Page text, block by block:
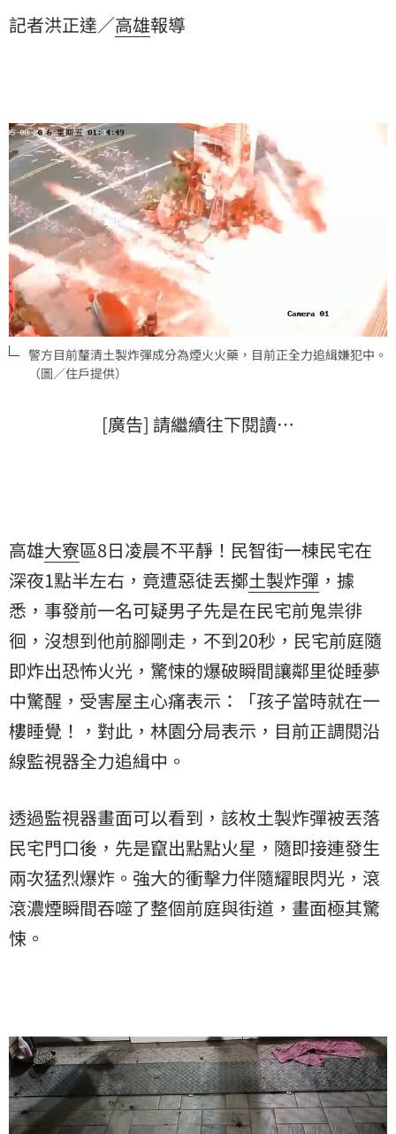
就在一樓睡覺！，對此，林園分局表示，目前正調閱沿
記者洪正達／高雄報導
警方目前釐清土製炸彈成分為煙火火藥，目前正全力追緝嫌犯中。
（圖／住戶提供）
[廣告] 請繼續往下閱讀…
高雄大寮區8日凌晨不平靜！民智街一棟民宅在
深夜1點半左右，竟遭惡徒丟擲土製炸彈 ，據
悉，事發前一名可疑男子先是在民宅前鬼祟徘
徊，沒想到他前腳剛走，不到20秒，民宅前庭隨
即炸出恐怖火光，驚悚的爆破瞬間讓鄰里從睡夢
中驚醒，受害屋主心痛表示：「孩子當時就在一
樓睡覺！，對此，林園分局表示，目前正調閱沿
線監視器全力追緝中。
透過監視器畫面可以看到，該枚土製炸彈被丟落
民宅門口後，先是竄出點點火星，隨即接連發生
兩次猛烈爆炸。強大的衝擊力伴隨耀眼閃光，滾
滾濃煙瞬間吞噬了整個前庭與街道，畫面極其驚
悚。